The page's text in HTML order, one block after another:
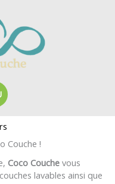
Couche !
Coco Couche vous
lavables ainsi que